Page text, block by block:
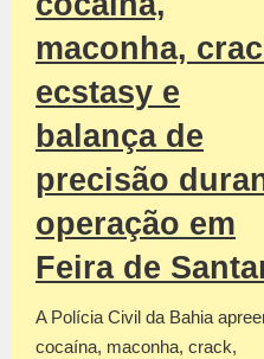
maconha,
ecstasy e
balança de
precisão
operação em
Feira de
A Polícia Civil da Bahia
cocaína, maconha, crack,